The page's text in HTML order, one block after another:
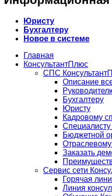
Юристу
Бухгалтеру
Новое в системе
Главная
КонсультантПлюс
СПС
Описание
Бухгалтеру
Юристу
Кадровому
Специалисту
Бюджетной
Заказать
Сервис сети
Горячая
Линия